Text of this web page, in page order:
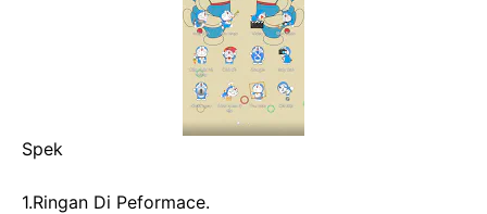
Spek
1.Ringan Di Peformace.